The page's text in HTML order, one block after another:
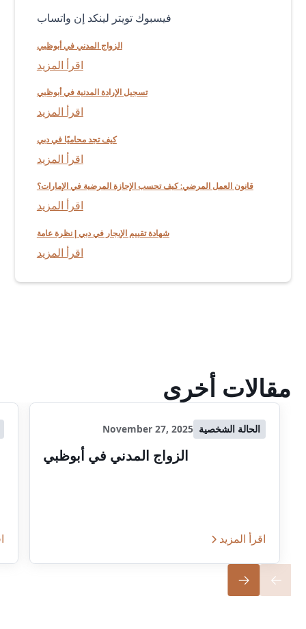
فيسبوك تويتر لينكد إن واتساب
الزواج المدني في أبوظبي
اقرأ المزيد
تسجيل الإرادة المدنية في أبوظبي
اقرأ المزيد
كيف تجد محاميًا في دبي
اقرأ المزيد
قانون العمل المرضي: كيف تحسب الإجازة المرضية في الإمارات؟
اقرأ المزيد
شهادة تقييم الإيجار في دبي | نظرة عامة
اقرأ المزيد
مقالات أخرى
الحالة الشخصية November 27, 2025
الزواج المدني في أبوظبي
اقرأ المزيد